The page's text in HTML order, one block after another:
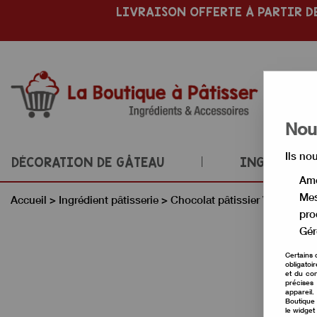
LIVRAISON OFFERTE À PARTIR
DÉCORATION DE GÂTEAU
Accueil > Ingrédient pâtisserie > Chocolat pâtissier Valrhona >
Ils
Certains
et du
le widget